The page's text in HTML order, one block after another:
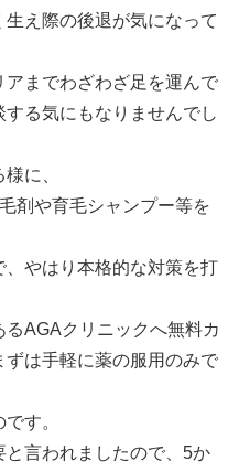
え際の後退が気になって
までわざわざ足を運んで
る気にもなりませんでし
に、
剤や育毛シャンプー等を
やはり本格的な対策を打
AGAクリニックへ無料カ
は手軽に薬の服用のみで
す。
言われましたので、5か